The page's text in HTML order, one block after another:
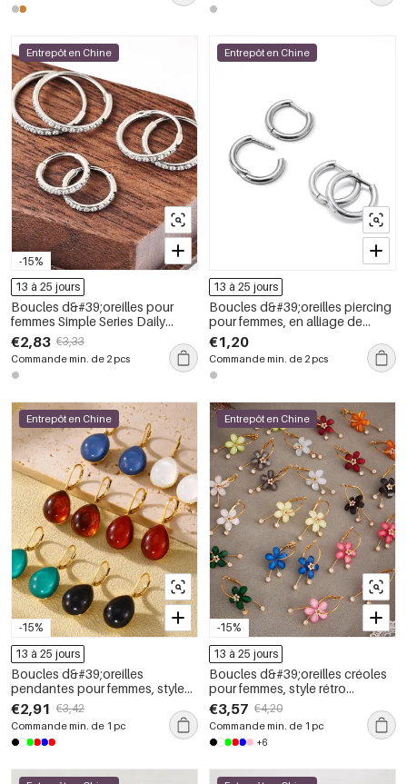
-15%
Entrepôt en Chine
13 à 25 jours
Boucles d&#39;oreilles pour
femmes Simple Series Daily
Circle en acier inoxydable,
étanches, couleur or, avec
zircon.
€2,83 €3,33
Commande min. de 2 pcs
Entrepôt en Chine
13 à 25 jours
Boucles d&#39;oreilles piercing
pour femmes, en alliage de
titane, couleur unie, collection
Simple Series Daily.
€1,20
Commande min. de 2 pcs
-15%
Entrepôt en Chine
13 à 25 jours
Boucles d&#39;oreilles
pendantes pour femmes, style
rétro, en acier inoxydable,
couleur or, étanches, collection
Simple Series.
€2,91 €3,42
Commande min. de 1 pc
-15%
Entrepôt en Chine
13 à 25 jours
Boucles d&#39;oreilles créoles
pour femmes, style rétro
romantique, en acier inoxydable,
couleur or, étanches.
€3,57 €4,20
Commande min. de 1 pc
+6